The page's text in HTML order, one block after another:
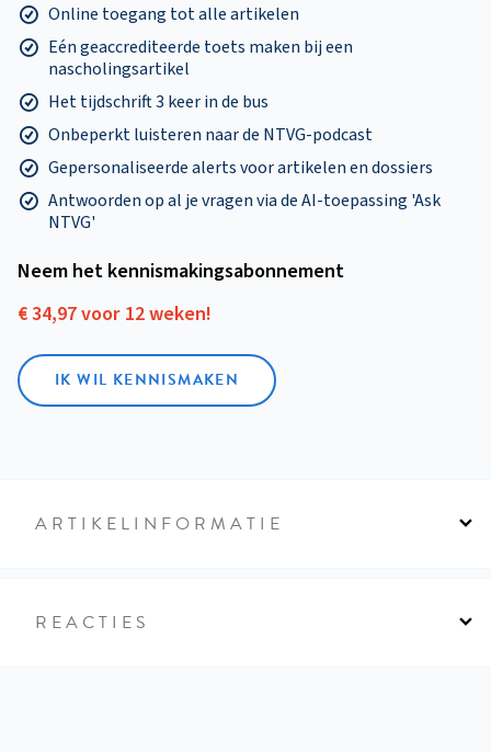
Online toegang tot alle artikelen
Eén geaccrediteerde toets maken bij een
nascholingsartikel
Het tijdschrift 3 keer in de bus
Onbeperkt luisteren naar de NTVG-podcast
Gepersonaliseerde alerts voor artikelen en dossiers
Antwoorden op al je vragen via de AI-toepassing 'Ask
NTVG'
Neem het kennismakings­abonnement
€ 34,97 voor 12 weken!
IK WIL KENNISMAKEN
ARTIKELINFORMATIE
REACTIES